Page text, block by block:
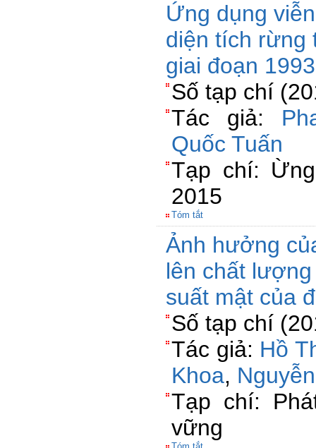
Ứng dụng
diện tích rừng
giai đoạn
Số tạp chí
Tác giả:
Quốc Tuấn
Tạp chí:
2015
Tóm tắt
Ảnh hưởng
lên chất
suất mật của
Số tạp chí
Tác giả: Hồ
Khoa,
Tạp chí:
vững